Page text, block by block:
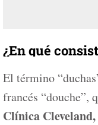
¿En qué
El término
francés “douche”,
Clínica Cleveland,